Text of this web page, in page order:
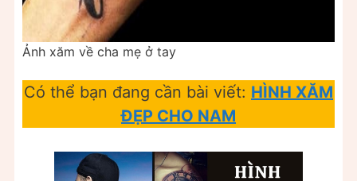
Ảnh xăm về cha mẹ ở tay
Có thể bạn đang cần bài viết: HÌNH XĂM
ĐẸP CHO NAM